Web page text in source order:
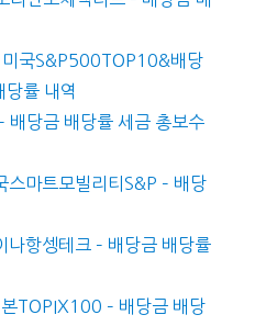
미국S&P500TOP10&배당
당률 내역
배당금 배당률 세금 총보수
스마트모빌리티S&P – 배당
나항셍테크 – 배당금 배당률
TOPIX100 – 배당금 배당